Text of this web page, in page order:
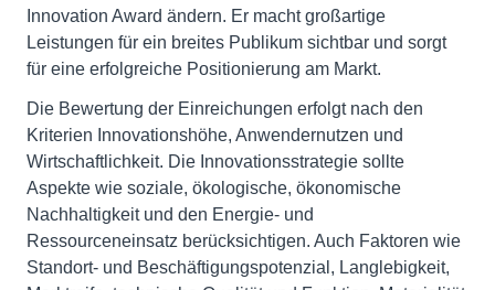
Innovation Award ändern. Er macht großartige
Leistungen für ein breites Publikum sichtbar und sorgt
für eine erfolgreiche Positionierung am Markt.
Die Bewertung der Einreichungen erfolgt nach den
Kriterien Innovationshöhe, Anwendernutzen und
Wirtschaftlichkeit. Die Innovationsstrategie sollte
Aspekte wie soziale, ökologische, ökonomische
Nachhaltigkeit und den Energie- und
Ressourceneinsatz berücksichtigen. Auch Faktoren wie
Standort- und Beschäftigungspotenzial, Langlebigkeit,